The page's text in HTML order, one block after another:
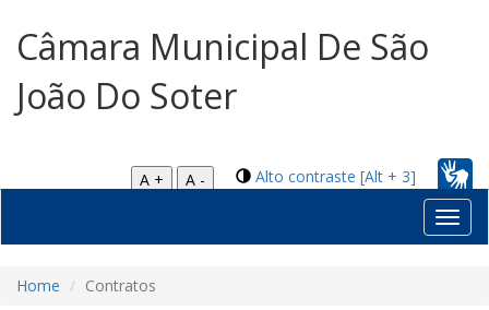
Câmara Municipal De São
João Do Soter
Alto contraste [Alt + 3]
A +
A -
Home Contratos